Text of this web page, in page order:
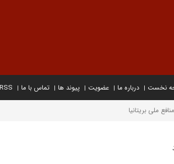
نخست درباره ما عضویت پیوند ها تماس با ما RSS
ملی بریتانیا